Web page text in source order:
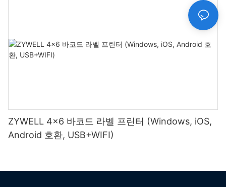
ZYWELL 4x6 바코드 라벨 프린터 (Windows, iOS,
Android 호환, USB+WIFI)